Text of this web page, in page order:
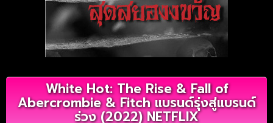
White Hot: The Rise & Fall of
Abercrombie & Fitch แบรนด์รุ่งสู่แบรนด์
ร่วง (2022) NETFLIX